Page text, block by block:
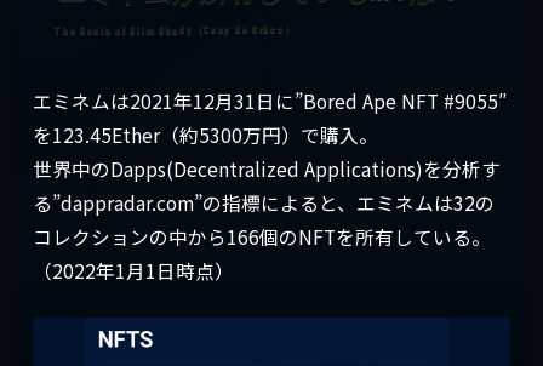
エミネムは2021年12月31日に”Bored Ape NFT #9055″
を123.45Ether（約5300万円）で購入。
世界中のDapps(Decentralized Applications)を分析す
る”dappradar.com”の指標によると、エミネムは32の
コレクションの中から166個のNFTを所有している。
（2022年1月1日時点）